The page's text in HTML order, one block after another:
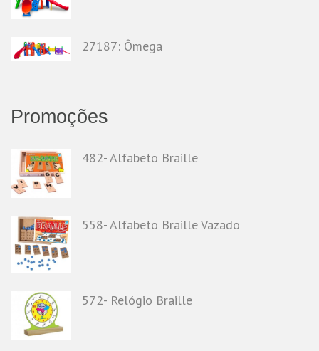
27187: Ômega
Promoções
482- Alfabeto Braille
558- Alfabeto Braille Vazado
572- Relógio Braille